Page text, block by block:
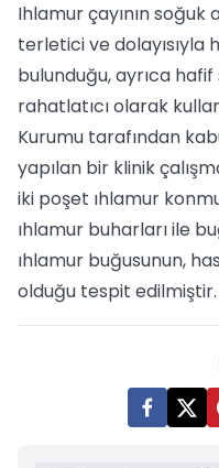
Ihlamur çayının soğuk
terletici ve dolayısıyla
bulunduğu, ayrıca
rahatlatıcı olarak
Kurumu tarafından
yapılan bir klinik
iki poşet ıhlamur
ıhlamur buharları ile
ıhlamur buğusunun,
olduğu tespit edilmiştir.